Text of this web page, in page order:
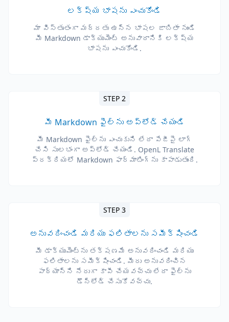
లక్ష్య భాషను ఎంచుకోండి
మా విస్తృతంగా మద్దతు ఉన్న భాషల జాబితా నుండి
మీ Markdown డాక్యుమెంట్ అనువాదానికి లక్ష్య
భాషను ఎంచుకోండి.
STEP 2
మీ Markdown ఫైల్‌ను అప్‌లోడ్ చేయండి
మీ Markdown ఫైల్‌ను ఎంచుకుని లేదా పేజీపై లాగ్
చేసి సులభంగా అప్‌లోడ్ చేయండి. OpenL Translate
ప్రక్రియలో Markdown ఫార్మాటింగ్‌ను కాపాడుతుంది.
STEP 3
అనువదించండి మరియు ఫలితాలను సమీక్షించండి
మీ డాక్యుమెంట్‌ను తక్షణమే అనువదించండి మరియు
ఫలితాలను సమీక్షించండి. మీరు అనువదించిన
పాఠ్యాన్ని నేరుగా కాపీ చేయవచ్చు లేదా ఫైల్‌ను
డౌన్‌లోడ్ చేసుకోవచ్చు.